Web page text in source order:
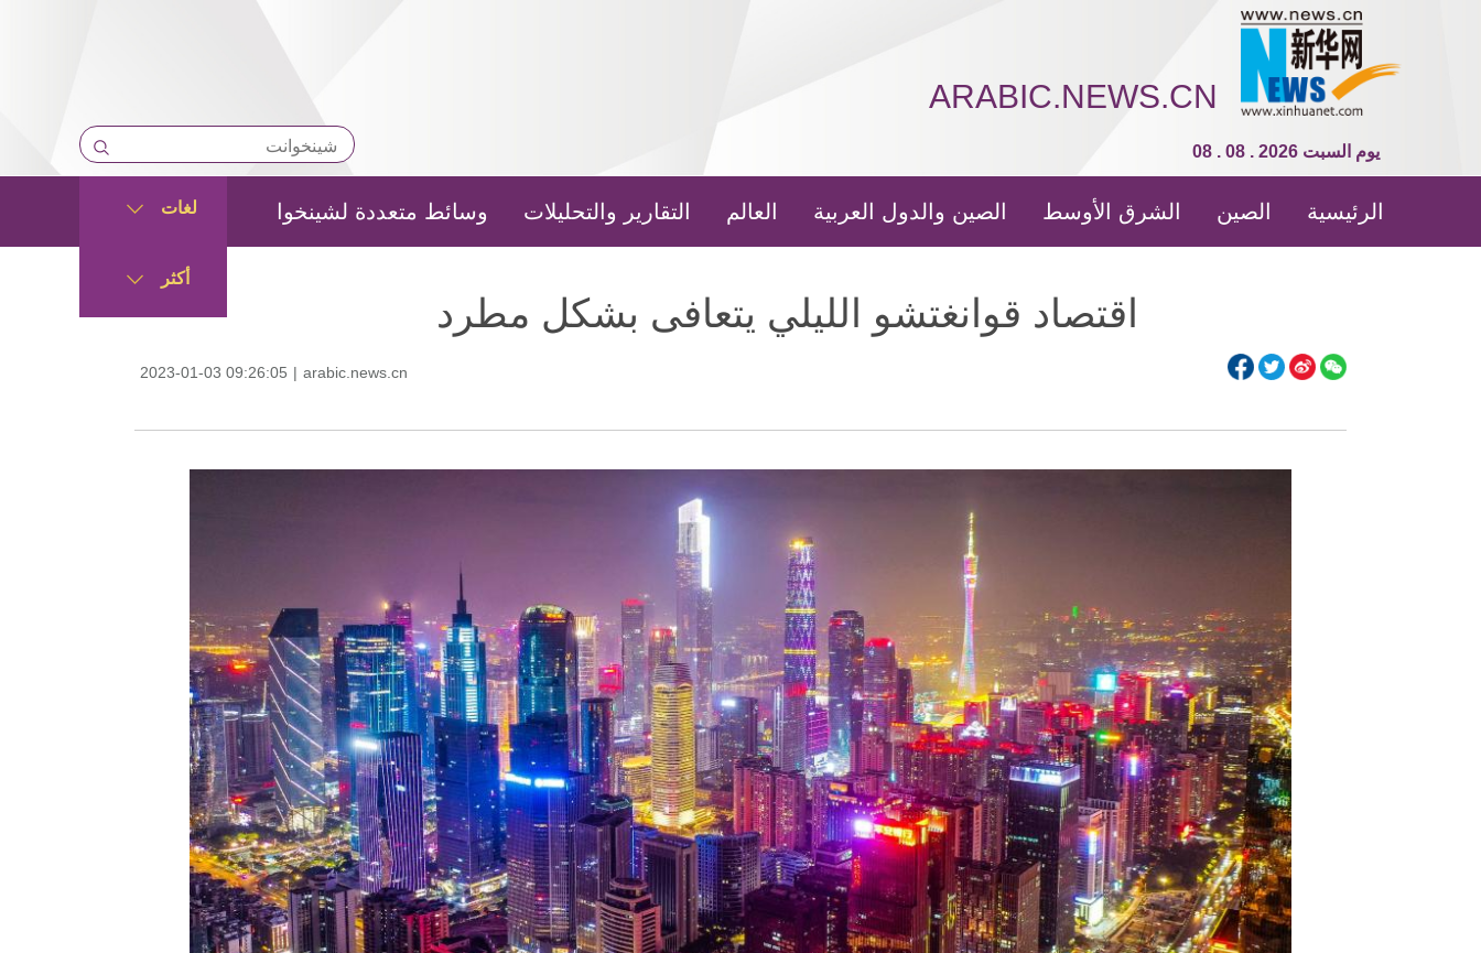
ARABIC.NEWS.CN
08 . 08 . 2026 يوم السبت
الرئيسية الصين الشرق الأوسط الصين والدول العربية العالم التقارير والتحليلات وسائط متعددة لشينخوا لغات
أكثر
اقتصاد قوانغتشو الليلي يتعافى بشكل مطرد
2023-01-03 09:26:05 | arabic.news.cn